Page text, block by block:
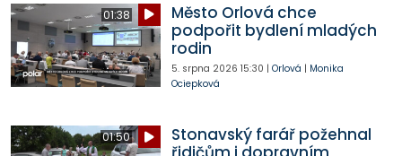
01:38
Město Orlová chce
podpořit bydlení mladých
rodin
5. srpna 2026 15:30 | Orlová | Monika
Ociepková
01:50
Stonavský farář požehnal